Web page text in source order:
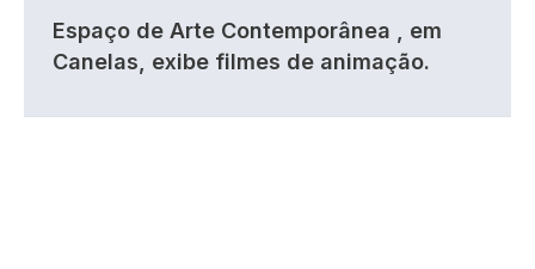
Espaço de Arte Contemporânea , em
Canelas, exibe filmes de animação.